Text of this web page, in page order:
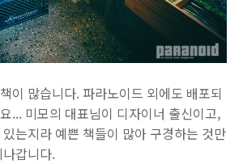
책이 많습니다. 파라노이드 외에도 배포되
... 미모의 대표님이 디자이너 출신이고,
는지라 예쁜 책들이 많아 구경하는 것만
갑니다.